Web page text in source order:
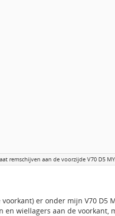
remschijven aan de voorzijde V70 D5
er onder mijn V70 D5
wiellagers aan de voorkant,